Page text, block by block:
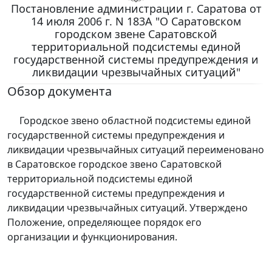
Постановление администрации г. Саратова от
14 июля 2006 г. N 183А "О Саратовском
городском звене Саратовской
территориальной подсистемы единой
государственной системы предупреждения и
ликвидации чрезвычайных ситуаций"
Обзор документа
Городское звено областной подсистемы единой
государственной системы предупреждения и
ликвидации чрезвычайных ситуаций переименовано
в Саратовское городское звено Саратовской
территориальной подсистемы единой
государственной системы предупреждения и
ликвидации чрезвычайных ситуаций. Утверждено
Положение, определяющее порядок его
организации и функционирования.